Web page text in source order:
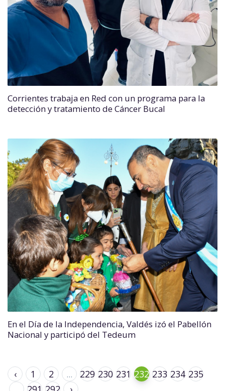
Corrientes trabaja en Red con un programa para la
detección y tratamiento de Cáncer Bucal
En el Día de la Independencia, Valdés izó el Pabellón
Nacional y participó del Tedeum
‹ 1 2 ... 229 230 231 232 233 234 235